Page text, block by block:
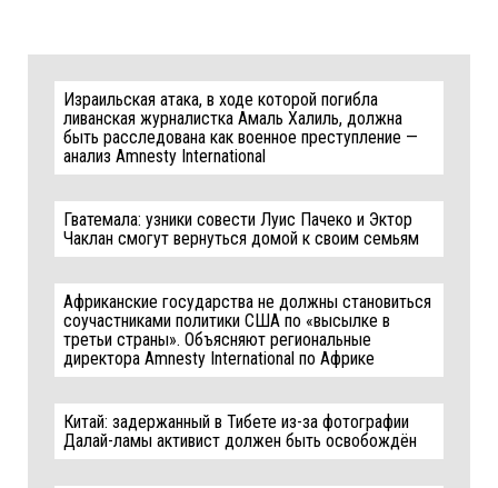
Израильская атака, в ходе которой погибла
ливанская журналистка Амаль Халиль, должна
быть расследована как военное преступление —
анализ Amnesty International
Гватемала: узники совести Луис Пачеко и Эктор
Чаклан смогут вернуться домой к своим семьям
Африканские государства не должны становиться
соучастниками политики США по «высылке в
третьи страны». Объясняют региональные
директора Amnesty International по Африке
Китай: задержанный в Тибете из-за фотографии
Далай-ламы активист должен быть освобождён